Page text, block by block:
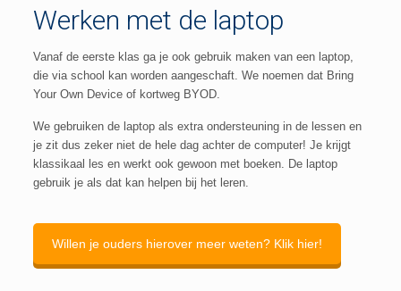
Werken met de laptop
Vanaf de eerste klas ga je ook gebruik maken van een laptop,
die via school kan worden aangeschaft. We noemen dat Bring
Your Own Device of kortweg BYOD.
We gebruiken de laptop als extra ondersteuning in de lessen en
je zit dus zeker niet de hele dag achter de computer! Je krijgt
klassikaal les en werkt ook gewoon met boeken. De laptop
gebruik je als dat kan helpen bij het leren.
Willen je ouders hierover meer weten? Klik hier!